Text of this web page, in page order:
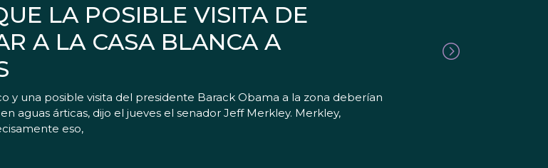
LA POSIBLE VISITA DE
A LA CASA BLANCA A
y una posible visita del presidente Barack Obama a la zona deberían
aguas árticas, dijo el jueves el senador Jeff Merkley. Merkley,
eso,